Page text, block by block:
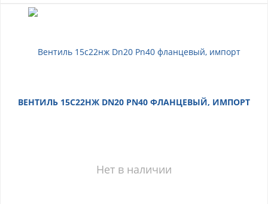
ВЕНТИЛЬ 15С22НЖ DN20 PN40 ФЛАНЦЕВЫЙ, ИМПОРТ
Нет в наличии